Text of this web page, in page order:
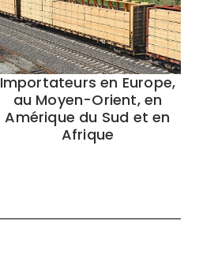
Importateurs en Europe,
au Moyen-Orient, en
Amérique du Sud et en
Afrique